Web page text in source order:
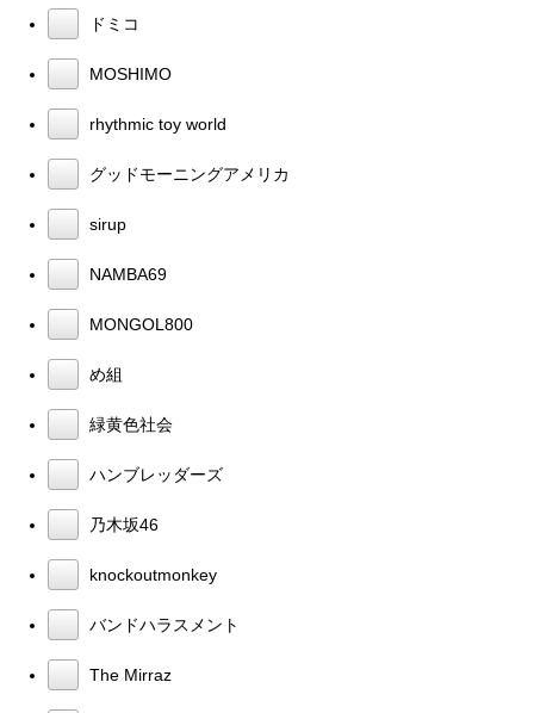
ドミコ
MOSHIMO
rhythmic toy world
グッドモーニングアメリカ
sirup
NAMBA69
MONGOL800
め組
緑黄色社会
ハンブレッダーズ
乃木坂46
knockoutmonkey
バンドハラスメント
The Mirraz